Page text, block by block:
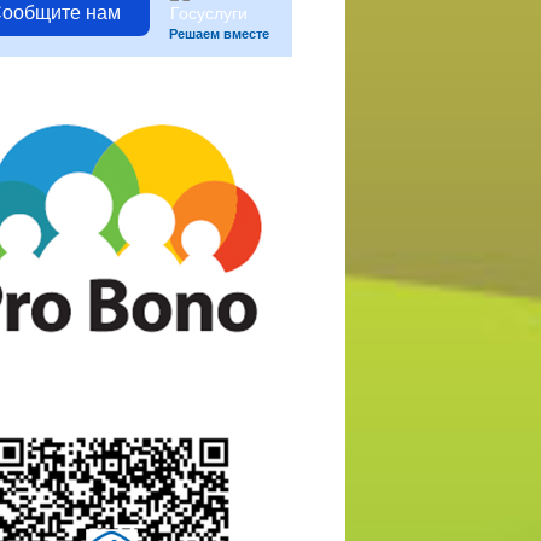
нам
Решаем вместе